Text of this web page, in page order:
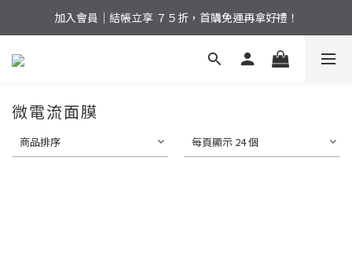
加入會員｜結帳立享 ７５折，首購免運再拿好禮！
加入會員｜結帳立享 ７５折，首購免運再拿好禮！
8月限定｜滿2000折100，滿額再送夏日煥膚組 .ᐟ.ᐟ
微電流面膜
商品排序 每頁顯示 24 個